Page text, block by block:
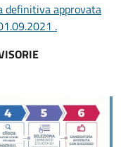
definitiva approvata
.